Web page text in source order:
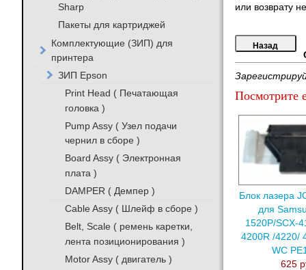
или возврату
Посмотрите
Блок лазера
для
1520P/SCX-
4200R /4220/
WC
625
Sharp
Пакеты для картриджей
Комплектующие (ЗИП) для
принтера
ЗИП Epson
Print Head ( Печатающая
головка )
Pump Assy ( Узел подачи
чернил в сборе )
Board Assy ( Электронная
плата )
DAMPER ( Демпер )
Cable Assy ( Шлейф в сборе )
Belt, Scale ( ремень каретки,
лента позиционирования )
Motor Assy ( двигатель )